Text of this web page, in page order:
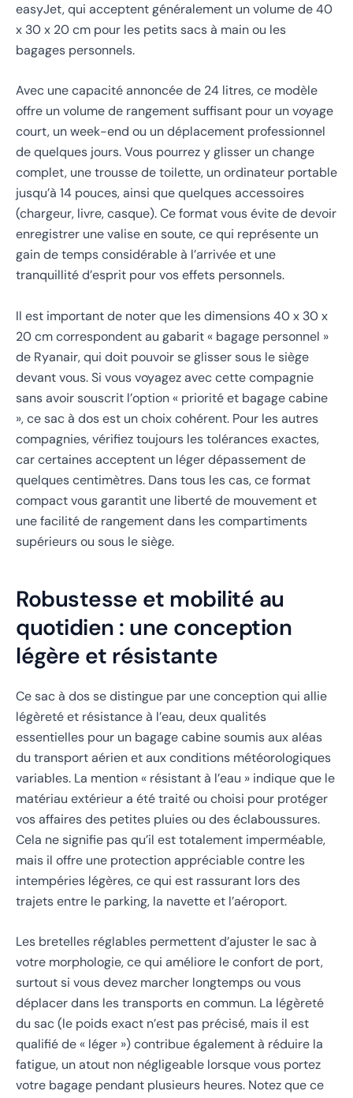
easyJet, qui acceptent généralement un volume de 40
x 30 x 20 cm pour les petits sacs à main ou les
bagages personnels.
Avec une capacité annoncée de 24 litres, ce modèle
offre un volume de rangement suffisant pour un voyage
court, un week-end ou un déplacement professionnel
de quelques jours. Vous pourrez y glisser un change
complet, une trousse de toilette, un ordinateur portable
jusqu’à 14 pouces, ainsi que quelques accessoires
(chargeur, livre, casque). Ce format vous évite de devoir
enregistrer une valise en soute, ce qui représente un
gain de temps considérable à l’arrivée et une
tranquillité d’esprit pour vos effets personnels.
Il est important de noter que les dimensions 40 x 30 x
20 cm correspondent au gabarit « bagage personnel »
de Ryanair, qui doit pouvoir se glisser sous le siège
devant vous. Si vous voyagez avec cette compagnie
sans avoir souscrit l’option « priorité et bagage cabine
», ce sac à dos est un choix cohérent. Pour les autres
compagnies, vérifiez toujours les tolérances exactes,
car certaines acceptent un léger dépassement de
quelques centimètres. Dans tous les cas, ce format
compact vous garantit une liberté de mouvement et
une facilité de rangement dans les compartiments
supérieurs ou sous le siège.
Robustesse et mobilité au
quotidien : une conception
légère et résistante
Ce sac à dos se distingue par une conception qui allie
légèreté et résistance à l’eau, deux qualités
essentielles pour un bagage cabine soumis aux aléas
du transport aérien et aux conditions météorologiques
variables. La mention « résistant à l’eau » indique que le
matériau extérieur a été traité ou choisi pour protéger
vos affaires des petites pluies ou des éclaboussures.
Cela ne signifie pas qu’il est totalement imperméable,
mais il offre une protection appréciable contre les
intempéries légères, ce qui est rassurant lors des
trajets entre le parking, la navette et l’aéroport.
Les bretelles réglables permettent d’ajuster le sac à
votre morphologie, ce qui améliore le confort de port,
surtout si vous devez marcher longtemps ou vous
déplacer dans les transports en commun. La légèreté
du sac (le poids exact n’est pas précisé, mais il est
qualifié de « léger ») contribue également à réduire la
fatigue, un atout non négligeable lorsque vous portez
votre bagage pendant plusieurs heures. Notez que ce